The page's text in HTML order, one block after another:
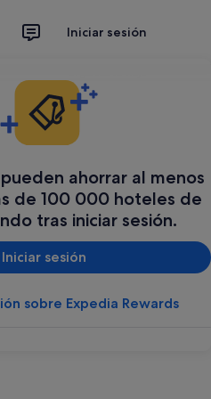
Iniciar sesión
ahorrar al menos
de 100 000 hoteles de
tras iniciar sesión.
Iniciar sesión
sobre Expedia Rewards